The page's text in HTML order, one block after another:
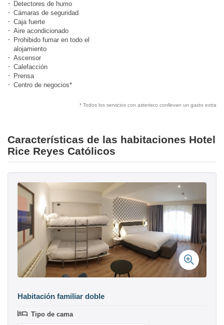
Detectores de humo
Cámaras de seguridad
Caja fuerte
Aire acondicionado
Prohibido fumar en todo el
alojamiento
Ascensor
Calefacción
Prensa
Centro de negocios*
* Todos los servicios con asterisco conllevan un gasto extra
Características de las habitaciones Hotel
Rice Reyes Católicos
Habitación familiar doble
Tipo de cama